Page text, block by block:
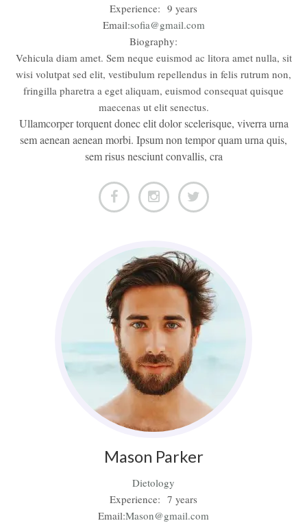
Experience: 9 years
Email:sofia@gmail.com
Biography:
Vehicula diam amet. Sem neque euismod ac litora amet nulla, sit
wisi volutpat sed elit, vestibulum repellendus in felis rutrum non,
fringilla pharetra a eget aliquam, euismod consequat quisque
maecenas ut elit senectus.
Ullamcorper torquent donec elit dolor scelerisque, viverra urna
sem aenean aenean morbi. Ipsum non tempor quam urna quis,
sem risus nesciunt convallis, cra
Mason Parker
Dietology
Experience: 7 years
Email:Mason@gmail.com